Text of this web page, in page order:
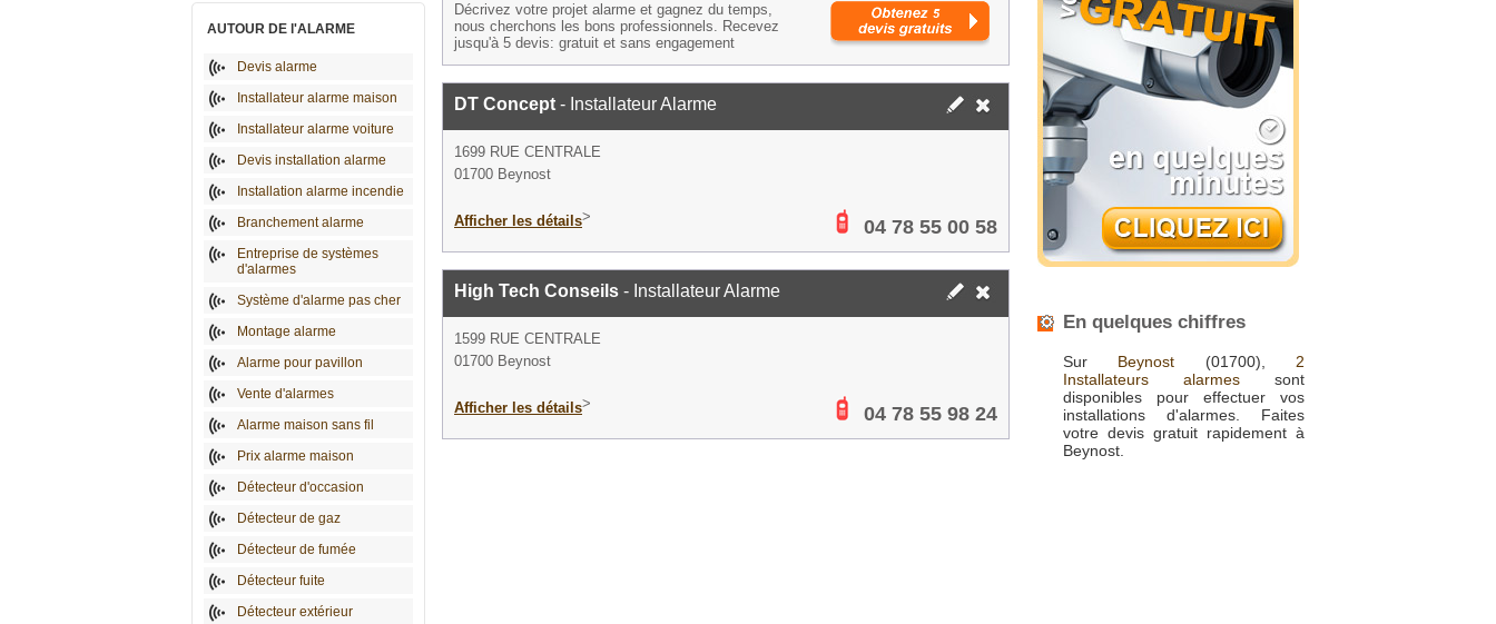
AUTOUR DE l'ALARME
Devis alarme
Installateur alarme maison
Installateur alarme voiture
Devis installation alarme
Installation alarme incendie
Branchement alarme
Entreprise de systèmes
d'alarmes
Système d'alarme pas cher
Montage alarme
Alarme pour pavillon
Vente d'alarmes
Alarme maison sans fil
Prix alarme maison
Détecteur d'occasion
Détecteur de gaz
Détecteur de fumée
Détecteur fuite
Détecteur extérieur
Décrivez votre projet alarme et gagnez du temps,
nous cherchons les bons professionnels. Recevez
jusqu'à 5 devis: gratuit et sans engagement
DT Concept - Installateur Alarme
1699 RUE CENTRALE
01700 Beynost
Afficher les détails 04 78 55 00 58
>
High Tech Conseils - Installateur Alarme
1599 RUE CENTRALE
01700 Beynost
Afficher les détails 04 78 55 98 24
>
En quelques chiffres
Sur Beynost (01700), 2
Installateurs alarmes sont
disponibles pour effectuer vos
installations d'alarmes. Faites
votre devis gratuit rapidement à
Beynost.